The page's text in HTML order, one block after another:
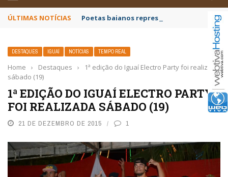
ÚLTIMAS NOTÍCIAS Poetas baianos representam o Brasil no
DESTAQUES IGUAÍ NOTÍCIAS TEMPO REAL
Home › Destaques ›
1ª edição do Iguaí Electro Party foi realizada
sábado (19)
1ª EDIÇÃO DO IGUAÍ ELECTRO PARTY
FOI REALIZADA SÁBADO (19)
21 DE DEZEMBRO DE 2015 1